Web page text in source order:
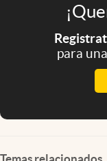
para
Temas relacionados